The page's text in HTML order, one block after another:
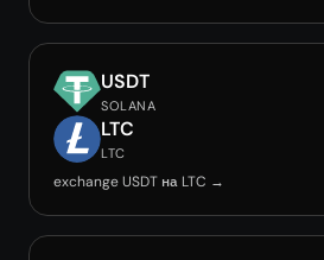
USDT
SOLANA
LTC
LTC
exchange USDT на LTC →